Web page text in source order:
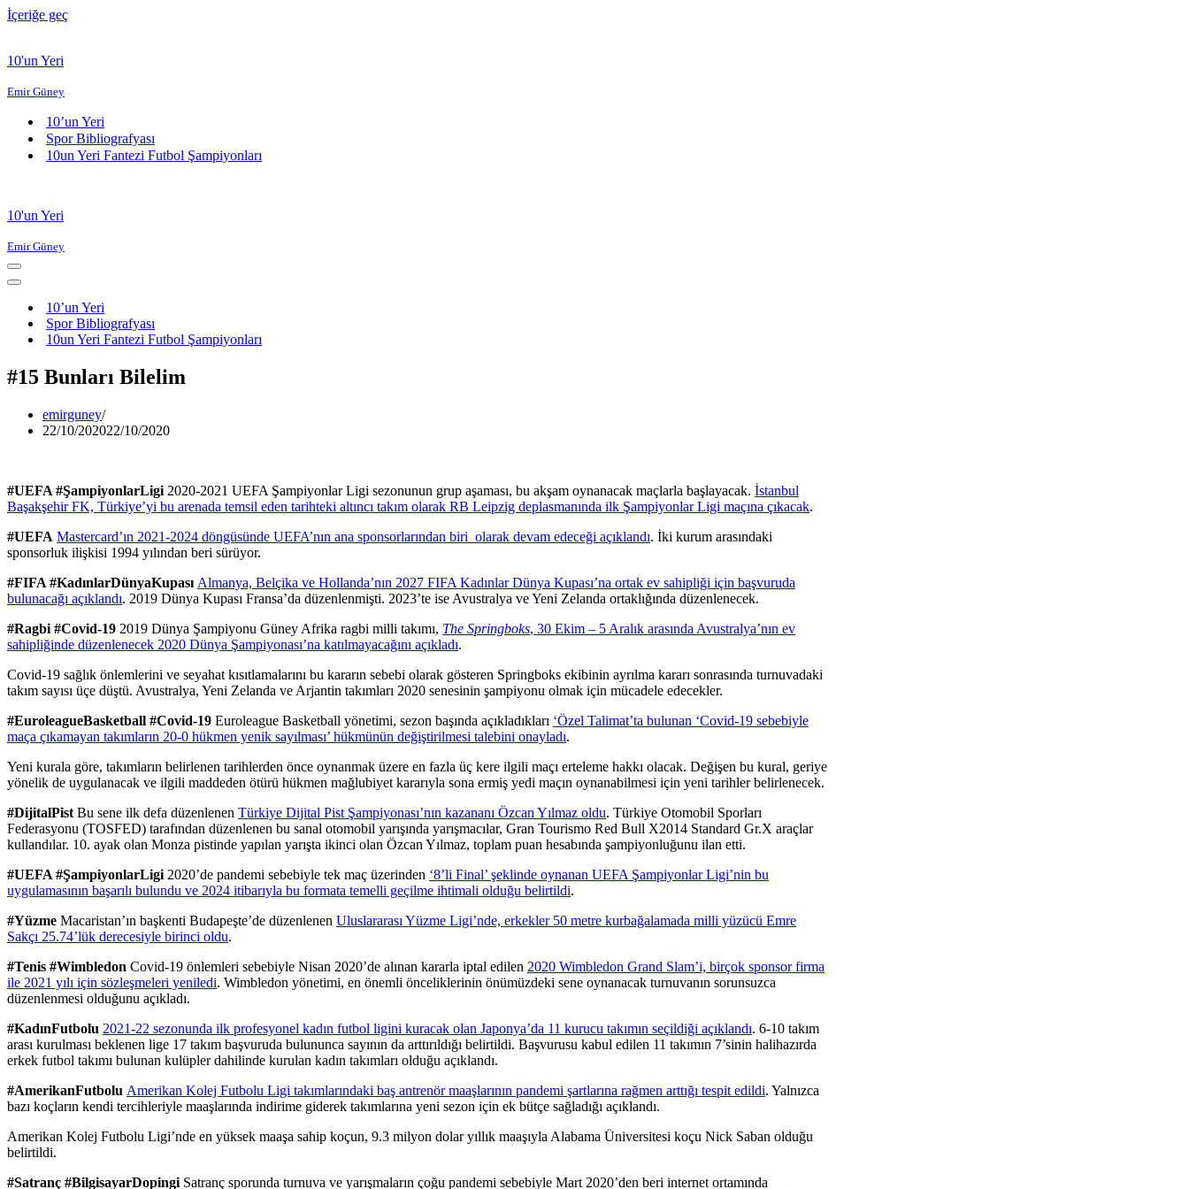
İçeriğe geç
10'un Yeri
Emir Güney
10’un Yeri
Spor Bibliografyası
10un Yeri Fantezi Futbol Şampiyonları
10'un Yeri
Emir Güney
Dolaşım
menüsü
Dolaşım
menüsü10’un Yeri
Spor Bibliografyası
10un Yeri Fantezi Futbol Şampiyonları
#15 Bunları Bilelim
emirguney
22/10/202022/10/2020
#UEFA #ŞampiyonlarLigi 2020-2021 UEFA Şampiyonlar Ligi sezonunun grup aşaması, bu akşam oynanacak maçlarla başlayacak. İstanbul
Başakşehir FK, Türkiye’yi bu arenada temsil eden tarihteki altıncı takım olarak RB Leipzig deplasmanında ilk Şampiyonlar Ligi maçına çıkacak.
#UEFA Mastercard’ın 2021-2024 döngüsünde UEFA’nın ana sponsorlarından biri olarak devam edeceği açıklandı. İki kurum arasındaki
sponsorluk ilişkisi 1994 yılından beri sürüyor.
#FIFA #KadınlarDünyaKupası Almanya, Belçika ve Hollanda’nın 2027 FIFA Kadınlar Dünya Kupası’na ortak ev sahipliği için başvuruda
bulunacağı açıklandı. 2019 Dünya Kupası Fransa’da düzenlenmişti. 2023’te ise Avustralya ve Yeni Zelanda ortaklığında düzenlenecek.
#Ragbi #Covid-19 2019 Dünya Şampiyonu Güney Afrika ragbi milli takımı, The Springboks, 30 Ekim – 5 Aralık arasında Avustralya’nın ev
sahipliğinde düzenlenecek 2020 Dünya Şampiyonası’na katılmayacağını açıkladı.
Covid-19 sağlık önlemlerini ve seyahat kısıtlamalarını bu kararın sebebi olarak gösteren Springboks ekibinin ayrılma kararı sonrasında turnuvadaki
takım sayısı üçe düştü. Avustralya, Yeni Zelanda ve Arjantin takımları 2020 senesinin şampiyonu olmak için mücadele edecekler.
#EuroleagueBasketball #Covid-19 Euroleague Basketball yönetimi, sezon başında açıkladıkları ‘Özel Talimat’ta bulunan ‘Covid-19 sebebiyle
maça çıkamayan takımların 20-0 hükmen yenik sayılması’ hükmünün değiştirilmesi talebini onayladı.
Yeni kurala göre, takımların belirlenen tarihlerden önce oynanmak üzere en fazla üç kere ilgili maçı erteleme hakkı olacak. Değişen bu kural, geriye
yönelik de uygulanacak ve ilgili maddeden ötürü hükmen mağlubiyet kararıyla sona ermiş yedi maçın oynanabilmesi için yeni tarihler belirlenecek.
#DijitalPist Bu sene ilk defa düzenlenen Türkiye Dijital Pist Şampiyonası’nın kazananı Özcan Yılmaz oldu. Türkiye Otomobil Sporları
Federasyonu (TOSFED) tarafından düzenlenen bu sanal otomobil yarışında yarışmacılar, Gran Tourismo Red Bull X2014 Standard Gr.X araçlar
kullandılar. 10. ayak olan Monza pistinde yapılan yarışta ikinci olan Özcan Yılmaz, toplam puan hesabında şampiyonluğunu ilan etti.
#UEFA #ŞampiyonlarLigi 2020’de pandemi sebebiyle tek maç üzerinden ‘8’li Final’ şeklinde oynanan UEFA Şampiyonlar Ligi’nin bu
uygulamasının başarılı bulundu ve 2024 itibarıyla bu formata temelli geçilme ihtimali olduğu belirtildi.
#Yüzme Macaristan’ın başkenti Budapeşte’de düzenlenen Uluslararası Yüzme Ligi’nde, erkekler 50 metre kurbağalamada milli yüzücü Emre
Sakçı 25.74’lük derecesiyle birinci oldu.
#Tenis #Wimbledon Covid-19 önlemleri sebebiyle Nisan 2020’de alınan kararla iptal edilen 2020 Wimbledon Grand Slam’i, birçok sponsor firma
ile 2021 yılı için sözleşmeleri yeniledi. Wimbledon yönetimi, en önemli önceliklerinin önümüzdeki sene oynanacak turnuvanın sorunsuzca
düzenlenmesi olduğunu açıkladı.
#KadınFutbolu 2021-22 sezonunda ilk profesyonel kadın futbol ligini kuracak olan Japonya’da 11 kurucu takımın seçildiği açıklandı. 6-10 takım
arası kurulması beklenen lige 17 takım başvuruda bulununca sayının da arttırıldığı belirtildi. Başvurusu kabul edilen 11 takımın 7’sinin halihazırda
erkek futbol takımı bulunan kulüpler dahilinde kurulan kadın takımları olduğu açıklandı.
#AmerikanFutbolu Amerikan Kolej Futbolu Ligi takımlarındaki baş antrenör maaşlarının pandemi şartlarına rağmen arttığı tespit edildi. Yalnızca
bazı koçların kendi tercihleriyle maaşlarında indirime giderek takımlarına yeni sezon için ek bütçe sağladığı açıklandı.
Amerikan Kolej Futbolu Ligi’nde en yüksek maaşa sahip koçun, 9.3 milyon dolar yıllık maaşıyla Alabama Üniversitesi koçu Nick Saban olduğu
belirtildi.
#Satranç #BilgisayarDopingi Satranç sporunda turnuva ve yarışmaların çoğu pandemi sebebiyle Mart 2020’den beri internet ortamında